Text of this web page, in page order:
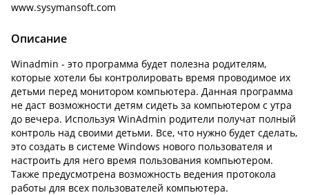
www.sysymansoft.com
Описание
Winadmin - это программа будет полезна родителям,
которые хотели бы контролировать время проводимое их
детьми перед монитором компьютера. Данная программа
не даст возможности детям сидеть за компьютером с утра
до вечера. Используя WinAdmin родители получат полный
контроль над своими детьми. Все, что нужно будет сделать,
это создать в системе Windows нового пользователя и
настроить для него время пользования компьютером.
Также предусмотрена возможность ведения протокола
работы для всех пользователей компьютера.